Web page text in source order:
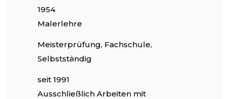
1954
Malerlehre
Meisterprüfung, Fachschule,
Selbstständig
seit 1991
Ausschließlich Arbeiten mit